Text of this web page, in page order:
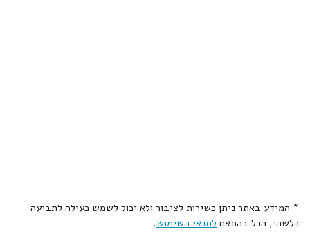
* המידע באתר ניתן כשירות לציבור ולא יכול לשמש כעילה לתביעה
כלשהי, הכל בהתאם לתנאי השימוש.